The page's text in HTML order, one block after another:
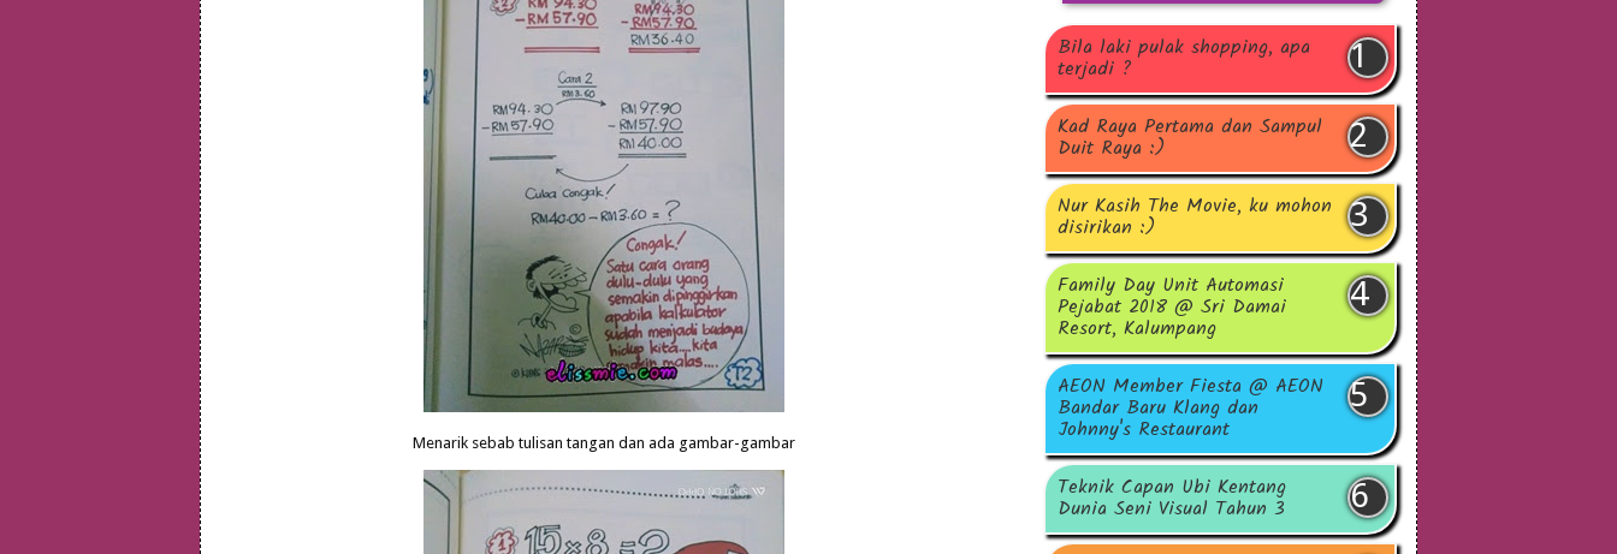
Menarik sebab tulisan tangan dan ada gambar-gambar
Bila laki pulak shopping, apa
terjadi ?
Kad Raya Pertama dan Sampul
Duit Raya :)
Nur Kasih The Movie, ku mohon
disirikan :)
Family Day Unit Automasi
Pejabat 2018 @ Sri Damai
Resort, Kalumpang
AEON Member Fiesta @ AEON
Bandar Baru Klang dan
Johnny's Restaurant
Teknik Capan Ubi Kentang
Dunia Seni Visual Tahun 3